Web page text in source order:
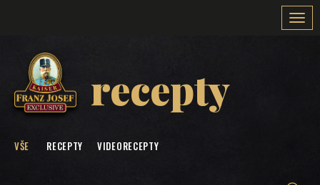
recepty
VŠE RECEPTY VIDEORECEPTY